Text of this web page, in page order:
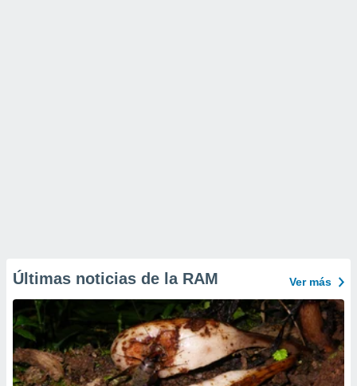
Últimas noticias de la RAM Ver más